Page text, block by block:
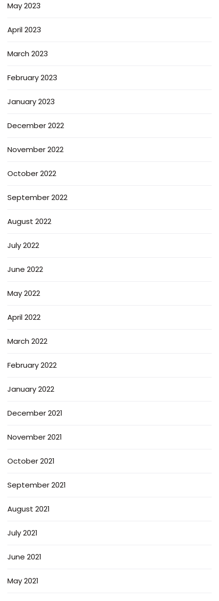
May 2023
April 2023
March 2023
February 2023
January 2023
December 2022
November 2022
October 2022
September 2022
August 2022
July 2022
June 2022
May 2022
April 2022
March 2022
February 2022
January 2022
December 2021
November 2021
October 2021
September 2021
August 2021
July 2021
June 2021
May 2021